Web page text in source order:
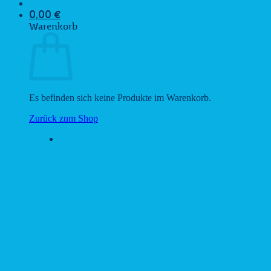
0,00 €
Warenkorb
Es befinden sich keine Produkte im Warenkorb.
Zurück zum Shop